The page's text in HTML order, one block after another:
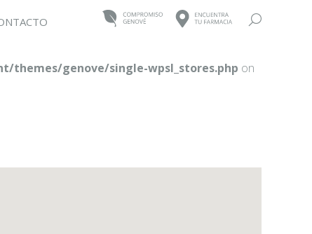
Buscar:
themes/genove/single-wpsl_stores.php on